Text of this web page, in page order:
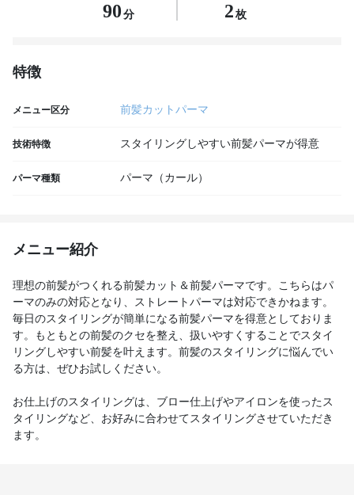
90 分 2 枚
特徴
メニュー区分 前髪カットパーマ
技術特徴 スタイリングしやすい前髪パーマが得意
パーマ種類 パーマ（カール）
メニュー紹介
理想の前髪がつくれる前髪カット＆前髪パーマです。こちらはパ
ーマのみの対応となり、ストレートパーマは対応できかねます。
毎日のスタイリングが簡単になる前髪パーマを得意としておりま
す。もともとの前髪のクセを整え、扱いやすくすることでスタイ
リングしやすい前髪を叶えます。前髪のスタイリングに悩んでい
る方は、ぜひお試しください。
お仕上げのスタイリングは、ブロー仕上げやアイロンを使ったス
タイリングなど、お好みに合わせてスタイリングさせていただき
ます。